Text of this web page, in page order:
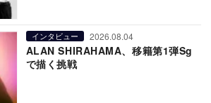
インタビュー 2026.08.04
ALAN SHIRAHAMA、移籍第1弾Sg
で描く挑戦